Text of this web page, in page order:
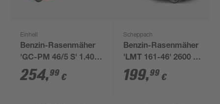
Einhell
Benzin-Rasenmäher
'GC-PM 46/5 S' 1.400
m²
254,99 €
Scheppach
Benzin-Rasenmäher
'LMT 161-46' 2600 W
1000 m² mit
Radantrieb
199,99 €